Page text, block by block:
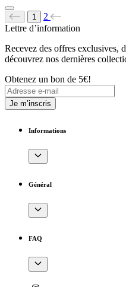
1
2
Lettre d’information
Recevez des offres exclusives,
découvrez nos dernières
Obtenez un bon de 5€!
Je m’inscris
Informations
Général
FAQ